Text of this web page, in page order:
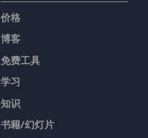
价格
博客
免费工具
学习
知识
书籍/幻灯片